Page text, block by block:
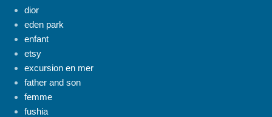
dior
eden park
enfant
etsy
excursion en mer
father and son
femme
fushia